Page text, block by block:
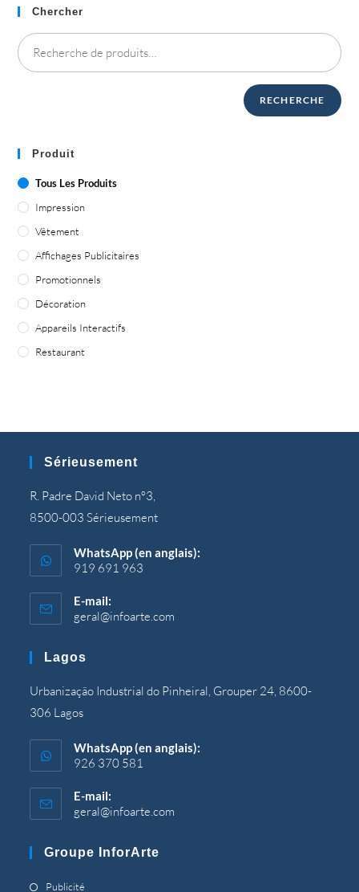
Chercher
RECHERCHE
Produit
Tous Les Produits
Impression
Vêtement
Affichages Publicitaires
Promotionnels
Décoration
Appareils Interactifs
Restaurant
Sérieusement
R. Padre David Neto nº3,
8500-003 Sérieusement
WhatsApp (en anglais):
919 691 963
E-mail:
geral@infoarte.com
Lagos
Urbanização Industrial do Pinheiral, Grouper 24, 8600-
306 Lagos
WhatsApp (en anglais):
926 370 581
E-mail:
geral@infoarte.com
Groupe InforArte
Publicité